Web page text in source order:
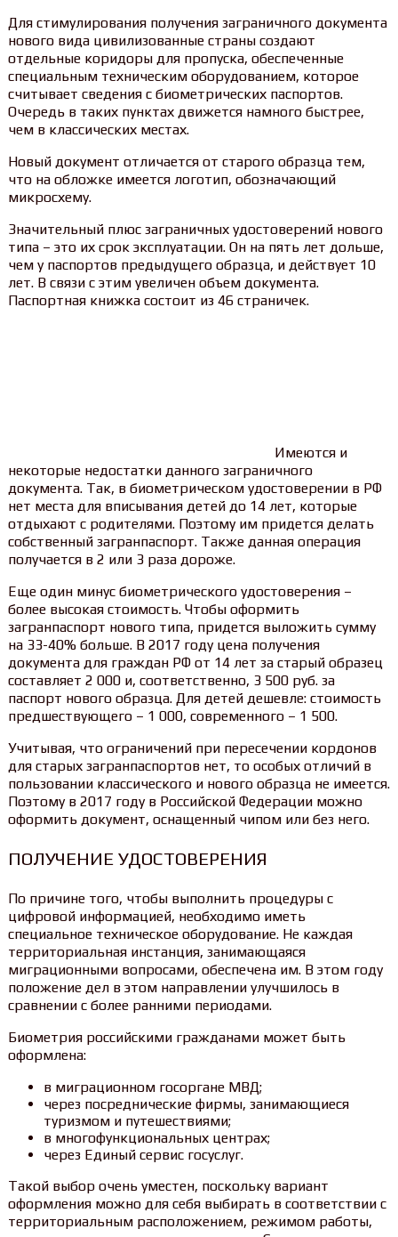
Для стимулирования получения заграничного документа
нового вида цивилизованные страны создают
отдельные коридоры для пропуска, обеспеченные
специальным техническим оборудованием, которое
считывает сведения с биометрических паспортов.
Очередь в таких пунктах движется намного быстрее,
чем в классических местах.
Новый документ отличается от старого образца тем,
что на обложке имеется логотип, обозначающий
микросхему.
Значительный плюс заграничных удостоверений нового
типа – это их срок эксплуатации. Он на пять лет дольше,
чем у паспортов предыдущего образца, и действует 10
лет. В связи с этим увеличен объем документа.
Паспортная книжка состоит из 46 страничек.
Имеются и
некоторые недостатки данного заграничного
документа. Так, в биометрическом удостоверении в РФ
нет места для вписывания детей до 14 лет, которые
отдыхают с родителями. Поэтому им придется делать
собственный загранпаспорт. Также данная операция
получается в 2 или 3 раза дороже.
Еще один минус биометрического удостоверения –
более высокая стоимость. Чтобы оформить
загранпаспорт нового типа, придется выложить сумму
на 33-40% больше. В 2017 году цена получения
документа для граждан РФ от 14 лет за старый образец
составляет 2 000 и, соответственно, 3 500 руб. за
паспорт нового образца. Для детей дешевле: стоимость
предшествующего – 1 000, современного – 1 500.
Учитывая, что ограничений при пересечении кордонов
для старых загранпаспортов нет, то особых отличий в
пользовании классического и нового образца не имеется.
Поэтому в 2017 году в Российской Федерации можно
оформить документ, оснащенный чипом или без него.
ПОЛУЧЕНИЕ УДОСТОВЕРЕНИЯ
По причине того, чтобы выполнить процедуры с
цифровой информацией, необходимо иметь
специальное техническое оборудование. Не каждая
территориальная инстанция, занимающаяся
миграционными вопросами, обеспечена им. В этом году
положение дел в этом направлении улучшилось в
сравнении с более ранними периодами.
Биометрия российскими гражданами может быть
оформлена:
в миграционном госоргане МВД;
через посреднические фирмы, занимающиеся
туризмом и путешествиями;
в многофункциональных центрах;
через Единый сервис госуслуг.
Такой выбор очень уместен, поскольку вариант
оформления можно для себя выбирать в соответствии с
территориальным расположением, режимом работы,